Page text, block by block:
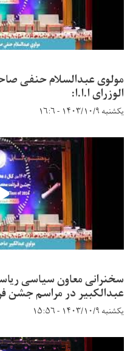
مولوی عبدالسلام حنفی
الوزرای ا.ا.ا:
یکشنبه ۱۴۰۳/۱۰/۹ - ۱۶:۶
سخنرانی معاون سیاسی
عبدالکبیر در مراسم جشن
یکشنبه ۱۴۰۳/۱۰/۹ - ۱۵:۵۶